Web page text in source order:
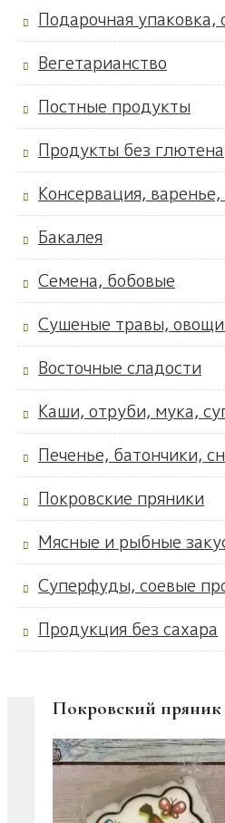
Подарочная упаковка,
Вегетарианство
Постные продукты
Продукты без глютена
Консервация, варенье,
Бакалея
Семена, бобовые
Сушеные травы,
Восточные сладости
Каши, отруби, мука,
Печенье, батончики,
Покровские пряники
Мясные и рыбные
Суперфуды, соевые
Продукция без сахара
Покровский пряник